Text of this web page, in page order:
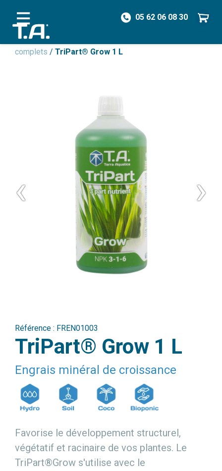
05 62 06 08 30
/ Engrais
complets / TriPart® Grow 1 L
‹ ›
Référence : FREN01003
TriPart® Grow 1 L
Engrais minéral de croissance
Favorise le développement structurel,
végétatif et racinaire de vos plantes. Le
TriPart®Grow s'utilise avec le